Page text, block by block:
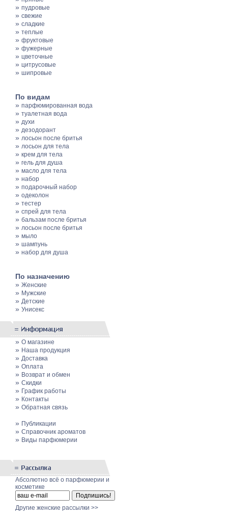
» пудровые
» свежие
» сладкие
» теплые
» фруктовые
» фужерные
» цветочные
» цитрусовые
» шипровые
По видам
» парфюмированная вода
» туалетная вода
» духи
» дезодорант
» лосьон после бритья
» лосьон для тела
» крем для тела
» гель для душа
» масло для тела
» набор
» подарочный набор
» одеколон
» тестер
» спрей для тела
» бальзам после бритья
» лосьон после бритья
» мыло
» шампунь
» набор для душа
По назначению
» Женские
» Мужские
» Детские
» Унисекс
» О магазине
» Наша продукция
» Доставка
» Оплата
» Возврат и обмен
» Скидки
» График работы
» Контакты
» Обратная связь
» Публикации
» Cправочник ароматов
» Виды парфюмерии
Абсолютно всё о парфюмерии и
косметике
Другие женские рассылки >>